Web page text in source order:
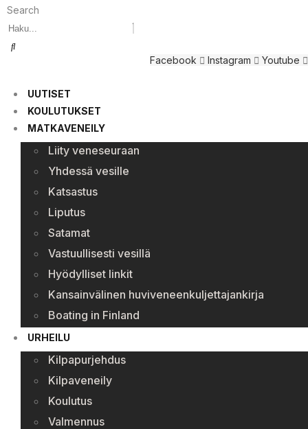
Search
Facebook Instagram Youtube
UUTISET
KOULUTUKSET
MATKAVENEILY
Liity veneseuraan
Yhdessä vesille
Katsastus
Liputus
Satamat
Vastuullisesti vesillä
Hyödylliset linkit
Kansainvälinen huviveneenkuljettajankirja
Boating in Finland
URHEILU
Kilpapurjehdus
Kilpaveneily
Koulutus
Valmennus